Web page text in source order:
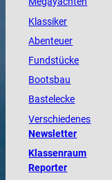
Klassiker
Abenteuer
Fundstücke
Bootsbau
Bastelecke
Verschiedenes
Newsletter
Klassenraum
Reporter